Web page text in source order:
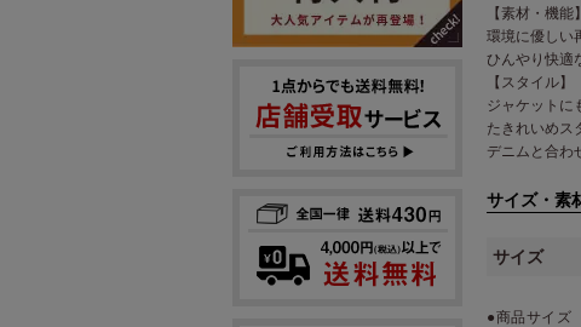
【素材・機能】
環境に優しい
ひんやり快適
【スタイル】
ジャケットに
たきれいめス
デニムと合わ
サイズ・素
サイズ
●商品サイズ